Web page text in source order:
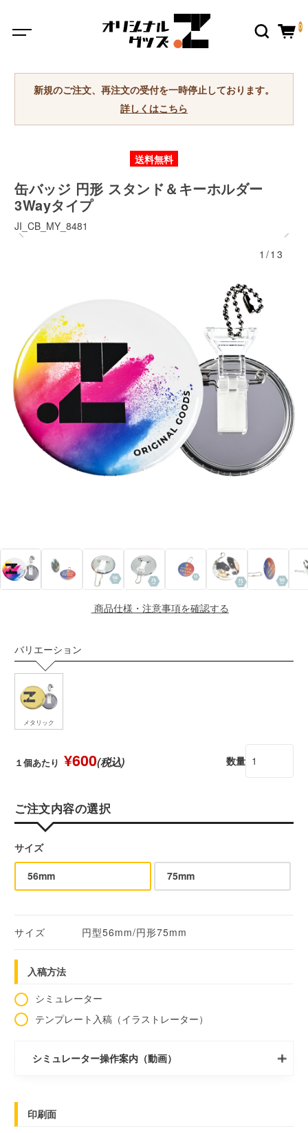
0
新規のご注文、再注文の受付を一時停止しております。
詳しくはこちら
送料無料
缶バッジ 円形 スタンド＆キーホルダー
3Wayタイプ
JI_CB_MY_8481
1/13
商品仕様・注意事項を確認する
バリエーション
メタリック
１個あたり ¥600(税込) 数量
ご注文内容の選択
サイズ
56mm 75mm
サイズ 円型56mm/円形75mm
入稿方法
シミュレーター
テンプレート入稿（イラストレーター）
シミュレーター操作案内（動画）
印刷面